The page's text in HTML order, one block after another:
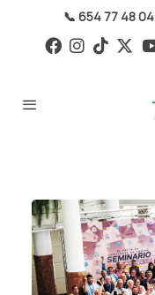
📞 654 77 48 04